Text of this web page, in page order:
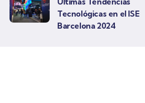
Tecnológicas en el ISE
Barcelona 2024